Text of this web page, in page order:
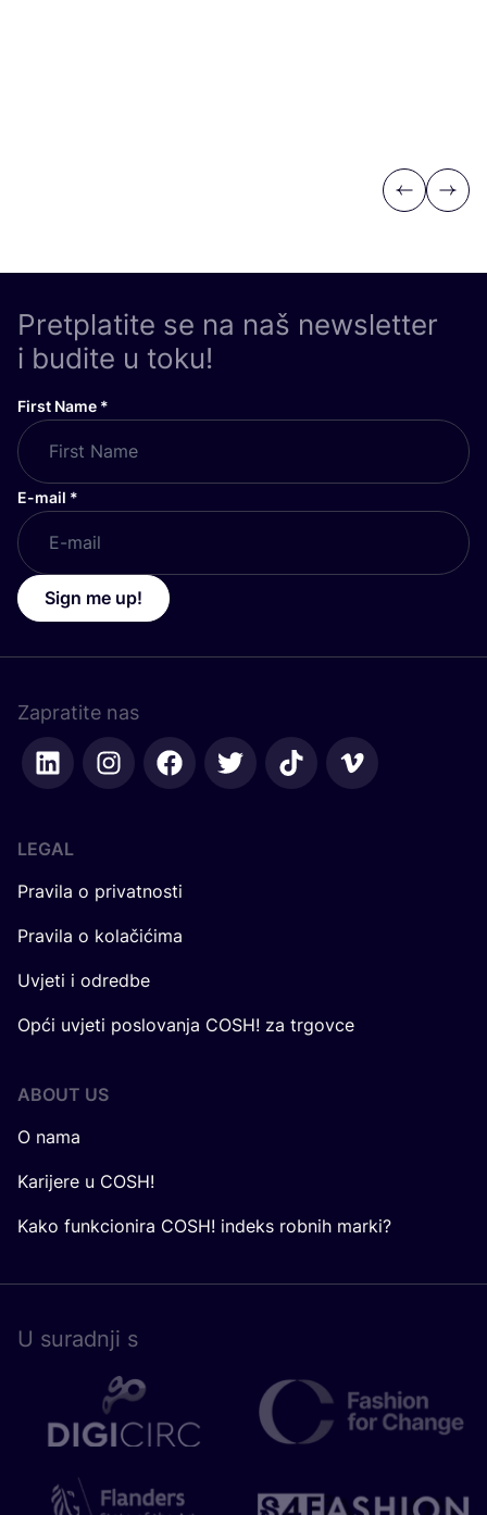
Previous
Next
Pretplatite se na naš newsletter
i budite u toku!
First Name *
E-mail *
Sign me up!
Zapratite nas
LEGAL
Pravila o privatnosti
Pravila o kolačićima
Uvjeti i odredbe
Opći uvjeti poslovanja COSH! za trgovce
ABOUT US
O nama
Karijere u COSH!
Kako funkcionira COSH! indeks robnih marki?
U surad­nji s